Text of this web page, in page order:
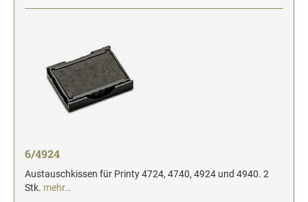
6/4924
Austauschkissen für Printy 4724, 4740, 4924 und 4940. 2
Stk. mehr…